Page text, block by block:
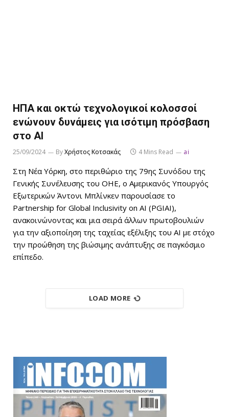
ΗΠΑ και οκτώ τεχνολογικοί κολοσσοί
ενώνουν δυνάμεις για ισότιμη πρόσβαση
στο AI
25/09/2024 ByΧρήστος Κοτσακάς 4 Mins Read ai
Στη Νέα Υόρκη, στο περιθώριο της 79ης Συνόδου της
Γενικής Συνέλευσης του ΟΗΕ, ο Αμερικανός Υπουργός
Εξωτερικών Άντονι Μπλίνκεν παρουσίασε το
Partnership for Global Inclusivity on AI (PGIAI),
ανακοινώνοντας και μια σειρά άλλων πρωτοβουλιών
για την αξιοποίηση της ταχείας εξέλιξης του AI με στόχο
την προώθηση της βιώσιμης ανάπτυξης σε παγκόσμιο
επίπεδο.
LOAD MORE